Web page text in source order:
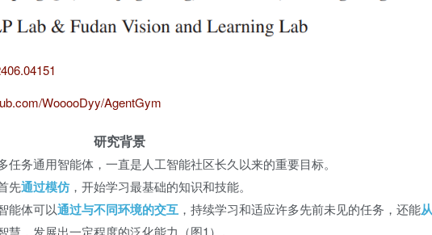
WooooDyy/AgentGym
研究背景
务通用智能体，一直是人工智能社区长久以来的重要目标。
先通过模仿 ，开始学习最基础的知识和技能。
能体可以通过与不同环境的交互 ，持续学习和适应许多先前未见的任务，还能从
慧，发展出一定程度的泛化能力（图1）。